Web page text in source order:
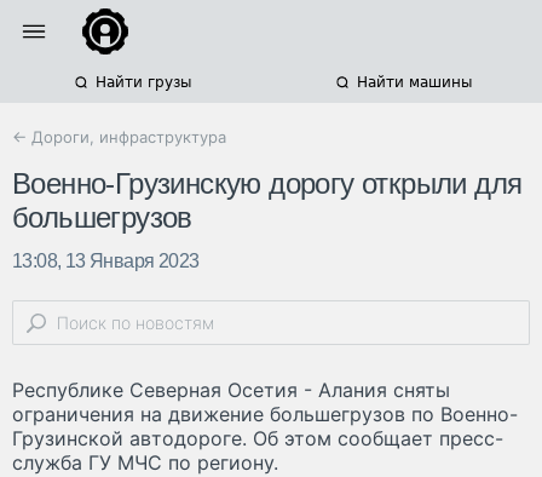
Найти грузы Найти машины
← Дороги, инфраструктура
Военно-Грузинскую дорогу открыли для
большегрузов
13:08, 13 Января 2023
Республике Северная Осетия - Алания сняты
ограничения на движение большегрузов по Военно-
Грузинской автодороге. Об этом сообщает пресс-
служба ГУ МЧС по региону.